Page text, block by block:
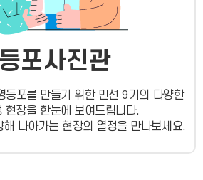
포사진관
등포를 만들기 위한 민선 9기의 다양한
현장을 한눈에 보여드립니다.
해 나아가는 현장의 열정을 만나보세요.